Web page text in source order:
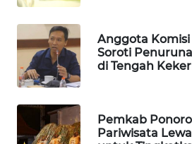
Anggota Komisi
Soroti
di Tengah
Pemkab
Pariwisata
SIANTAR
NEWS
METRO
MEDAN
NEWS
METRO